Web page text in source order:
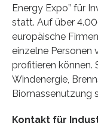
Energy Expo” für
statt. Auf über
europäische
einzelne Personen
profitieren können.
Windenergie,
Biomassenutzung
Kontakt für